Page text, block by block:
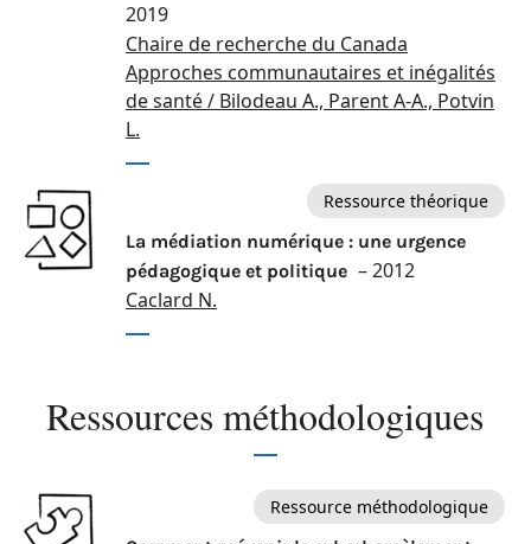
2019
Chaire de recherche du Canada
Approches communautaires et inégalités
de santé / Bilodeau A., Parent A-A., Potvin
L.
Ressource théorique
La médiation numérique : une urgence
pédagogique et politique – 2012
Caclard N.
Ressources méthodologiques
Ressource méthodologique